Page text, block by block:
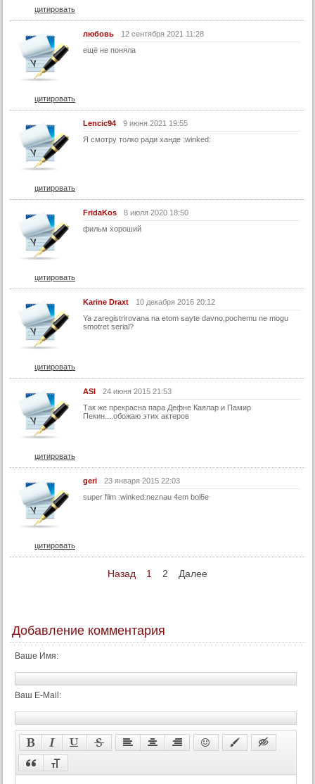
цитировать
любовь
12 сентября 2021 11:28
ещё не поняла
цитировать
Lencic94
9 июня 2021 19:55
Я смотру толко ради ханде :winked:
цитировать
FridaKos
8 июля 2020 18:50
фильм хороший
цитировать
Karine Draxt
10 декабря 2016 20:12
Ya zaregistrirovana na etom sayte davno,pochemu ne mogu
smotret serial?
цитировать
ASI
24 июня 2015 21:53
Так же прекрасна пара Дефне Каялар и Памир
Пекин....обожаю этих актеров
цитировать
geri
23 января 2015 22:03
super film :winked:neznau 4em bol6e
цитировать
Назад 1 2 Далее
Добавление комментария
Ваше Имя:
Ваш E-Mail: